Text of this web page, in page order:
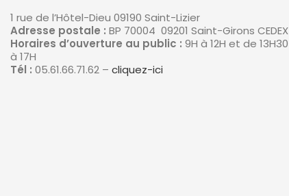
1 rue de l’Hôtel-Dieu 09190 Saint-Lizier
Adresse postale : BP 70004 09201 Saint-Girons CEDEX
Horaires d’ouverture au public : 9H à 12H et de 13H30
à 17H
Tél : 05.61.66.71.62 – cliquez-ici